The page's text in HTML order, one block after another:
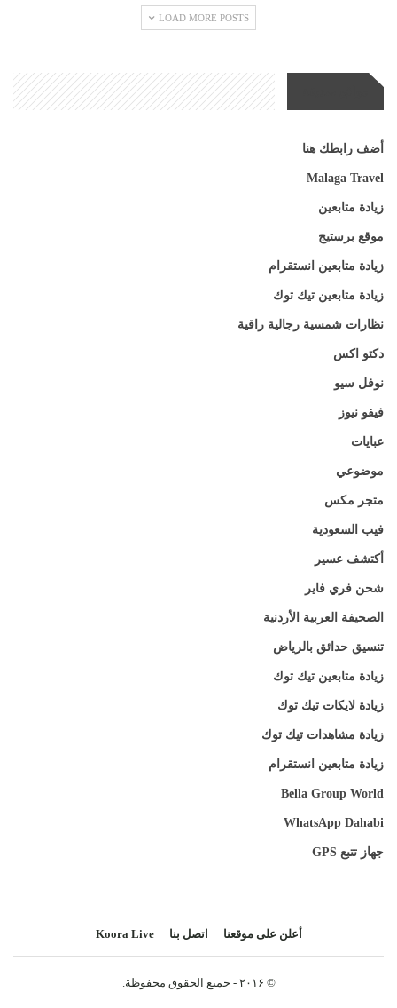
LOAD MORE POSTS
أضف رابطك هنا
Malaga Travel
زيادة متابعين
موقع برستيج
زيادة متابعين انستقرام
زيادة متابعين تيك توك
نظارات شمسية رجالية راقية
دكتو اكس
نوفل سيو
فيفو نيوز
عبايات
موضوعي
متجر مكس
فيب السعودية
أكتشف عسير
شحن فري فاير
الصحيفة العربية الأردنية
تنسيق حدائق بالرياض
زيادة متابعين تيك توك
زيادة لايكات تيك توك
زيادة مشاهدات تيك توك
زيادة متابعين انستقرام
Bella Group World
WhatsApp Dahabi
جهاز تتبع GPS
أعلن على موقعنا اتصل بنا Koora Live
© ۲۰۱۶ - جميع الحقوق محفوظة.